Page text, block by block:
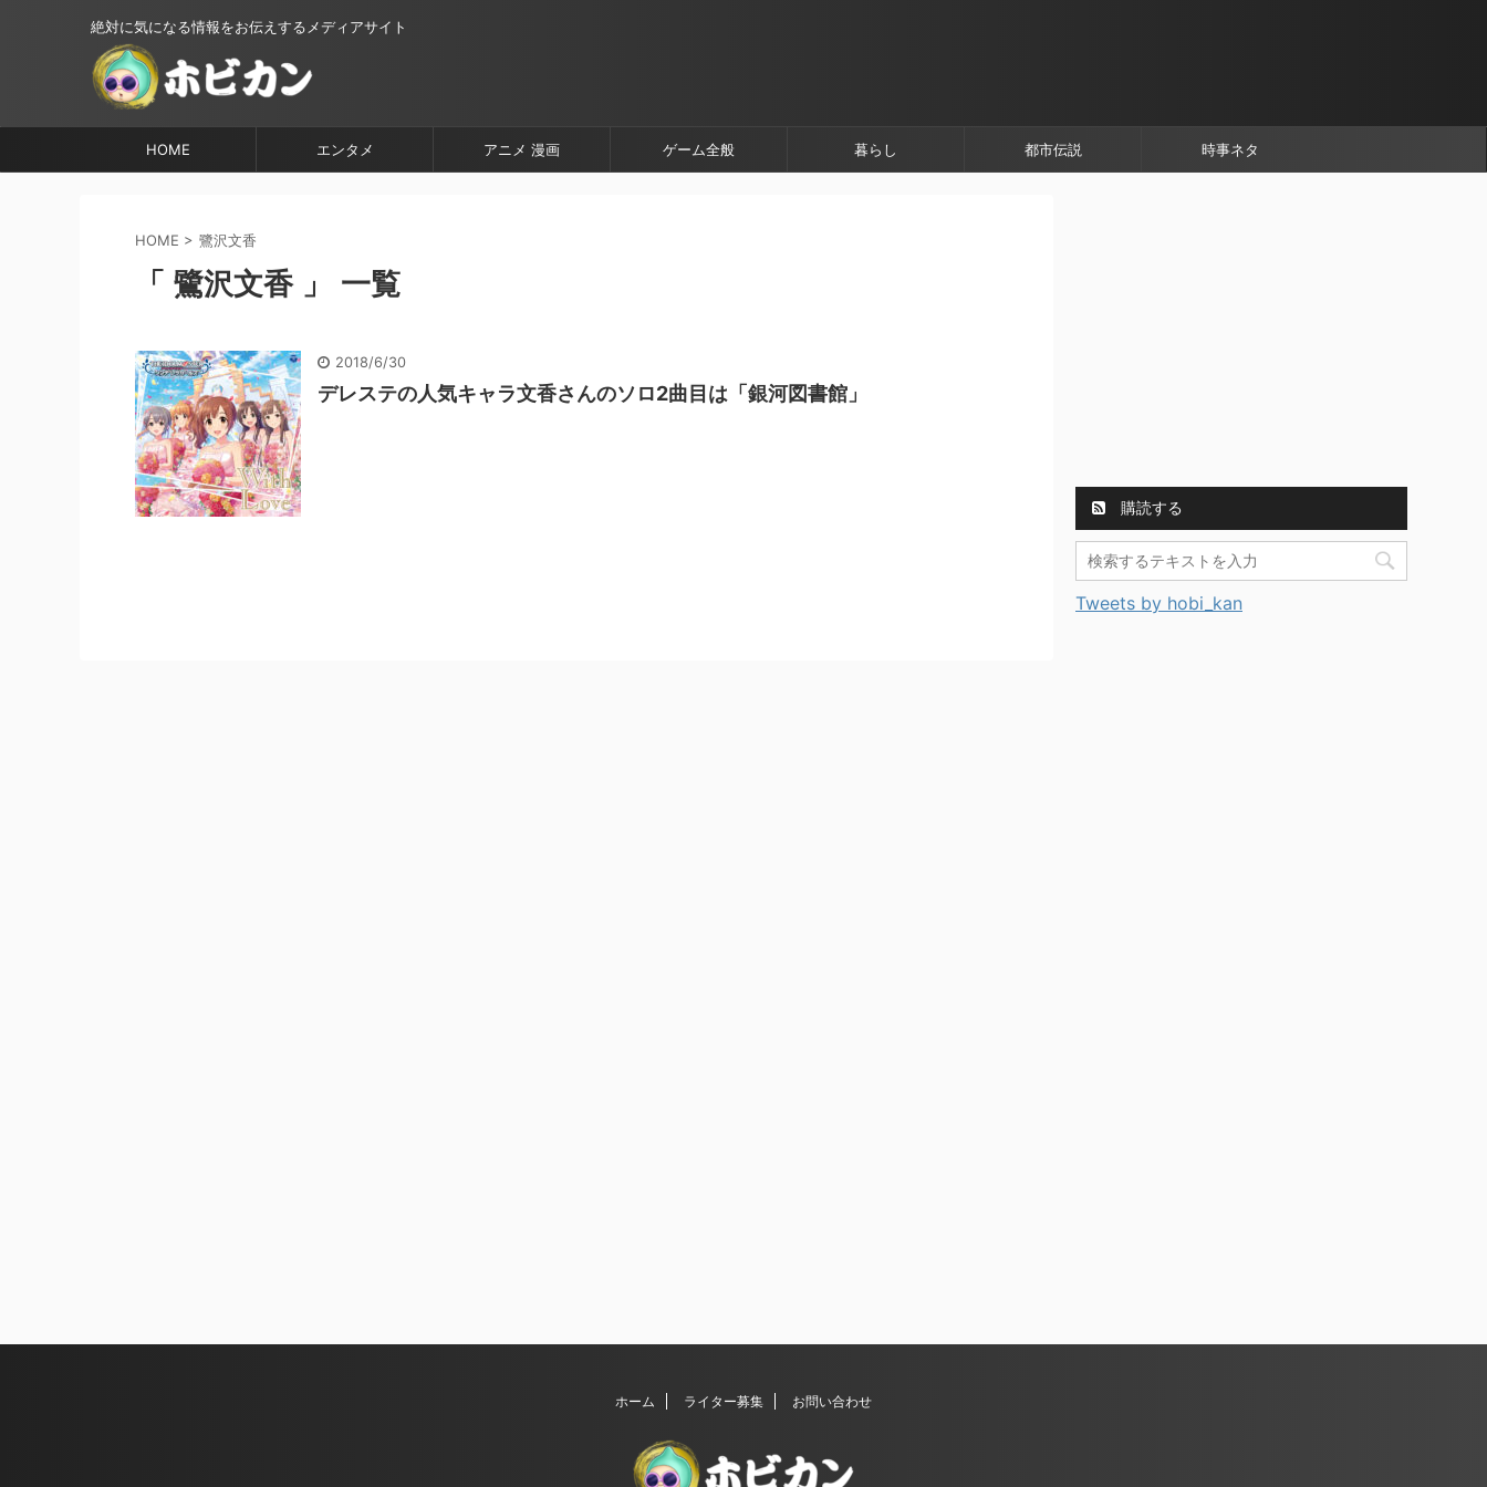
絶対に気になる情報をお伝えするメディアサイト
HOME エンタメ アニメ 漫画 ゲーム全般 暮らし 都市伝説 時事ネタ
HOME > 鷺沢文香
「 鷺沢文香 」 一覧
2018/6/30
デレステの人気キャラ文香さんのソロ2曲目は「銀河図書館」
購読する
Tweets by hobi_kan
ホーム ライター募集 お問い合わせ